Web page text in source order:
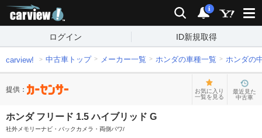
検索 通知
i
ログイン ID新規取得
carview! 中古車トップ メーカー一覧 ホンダの車種一覧 ホンダの
提供：
お気に入り
一覧を見る
最近見た
中古車
ホンダ フリード 1.5 ハイブリッド G
社外メモリーナビ・バックカメラ・両側パワ/